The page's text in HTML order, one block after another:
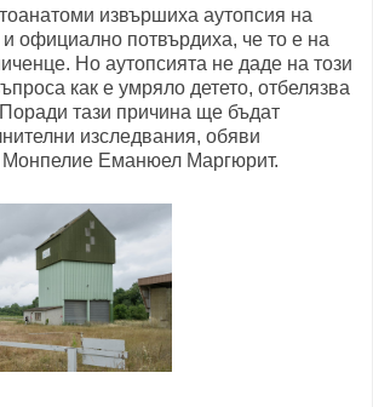
извършиха аутопсия на
официално потвърдиха, че то е на
Но аутопсията не даде на този
как е умряло детето, отбелязва
тази причина ще бъдат
изследвания, обяви
Монпелие Еманюел Маргюрит.